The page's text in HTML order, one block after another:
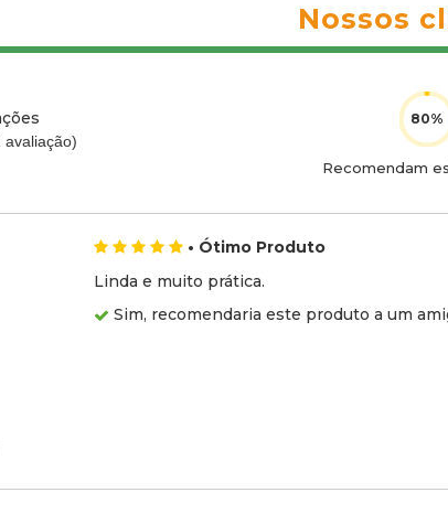
Nossos
avaliação)
Recomendam
• Ótimo Produto
Linda e muito prática.
Sim, recomendaria este produto a um